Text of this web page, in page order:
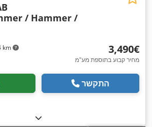
km
/ Hammer /
‏3,490 ‏€
מחיר קבוע בתוספת מע"מ
התקשר